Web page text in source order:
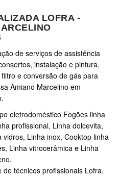
LOFRA -
de serviços de assistência
instalação e pintura,
e conversão de gás para
Amiano Marcelino em
eletrodoméstico Fogões linha
profissional, Linha dolcevita,
Linha inox, Cooktop linha
Linha vitrocerâmica e Linha
técnicos profissionais Lofra.